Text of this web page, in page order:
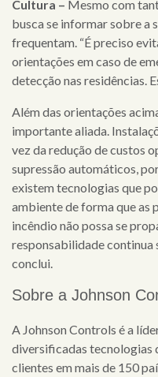
Cultura – Mesmo com
busca se informar sobre a
frequentam. “É preciso
orientações em caso de
detecção nas residências.
Além das orientações
importante aliada.
vez da redução de custos
supressão automáticos,
existem tecnologias que
ambiente de forma que as
incêndio não possa se
responsabilidade continua
conclui.
Sobre a Johnson
A Johnson Controls é a
diversificadas tecnologias
clientes em mais de 150